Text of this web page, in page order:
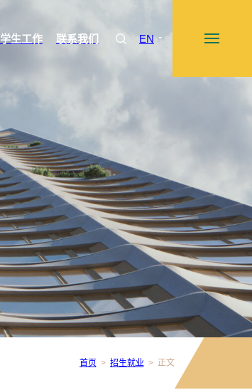
学生工作 联系我们 EN
首页 > 招生就业 > 正文